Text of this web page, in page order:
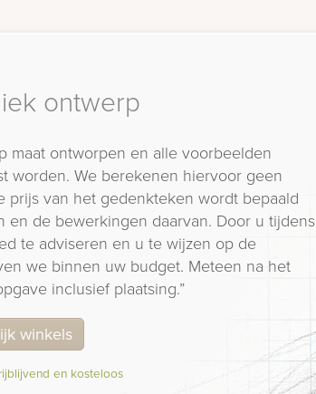
ontwerp
maat ontworpen en alle voorbeelden
worden. We berekenen hiervoor geen
prijs van het gedenkteken wordt bepaald
en de bewerkingen daarvan. Door u tijdens
te adviseren en u te wijzen op de
we binnen uw budget. Meteen na het
inclusief plaatsing.”
winkels
en kosteloos